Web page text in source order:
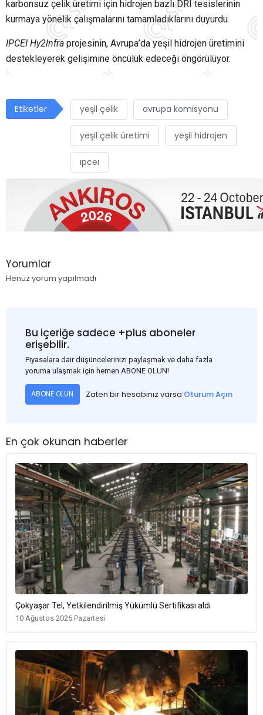
karbonsuz çelik üretimi için hidrojen bazlı DRI tesislerinin
kurmaya yönelik çalışmalarını tamamladıklarını duyurdu.
IPCEI Hy2lnfra projesinin, Avrupa’da yeşil hidrojen üretimini
destekleyerek gelişimine öncülük edeceği öngörülüyor.
Etiketler yeşil çelik avrupa komisyonu
yeşil çelik üretimi yeşil hidrojen
ıpceı
Yorumlar
Henüz yorum yapılmadı
Bu içeriğe sadece +plus aboneler
erişebilir.
Piyasalara dair düşüncelerinizi paylaşmak ve daha fazla
yoruma ulaşmak için hemen ABONE OLUN!
ABONE OLUN Zaten bir hesabınız varsa Oturum Açın
En çok okunan haberler
Çokyaşar Tel, Yetkilendirilmiş Yükümlü Sertifikası aldı
10 Ağustos 2026 Pazartesi